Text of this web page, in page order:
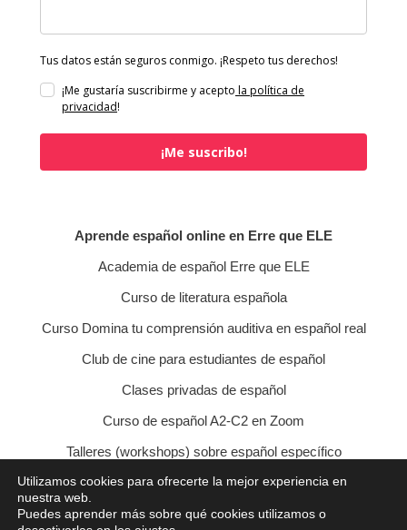
Tus datos están seguros conmigo. ¡Respeto tus derechos!
¡Me gustaría suscribirme y acepto la política de
privacidad!
¡Me suscribo!
Aprende español online en Erre que ELE
Academia de español Erre que ELE
Curso de literatura española
Curso Domina tu comprensión auditiva en español real
Club de cine para estudiantes de español
Clases privadas de español
Curso de español A2-C2 en Zoom
Talleres (workshops) sobre español específico
Curso de conversación veraniego
Política de privacidad Política de cookies
Utilizamos cookies para ofrecerte la mejor experiencia en
nuestra web.
Puedes aprender más sobre qué cookies utilizamos o